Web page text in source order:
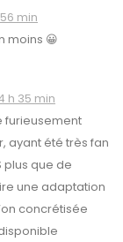
min
moins 😀
h 35 min
furieusement
ayant été très fan
plus que de
une adaptation
concrétisée